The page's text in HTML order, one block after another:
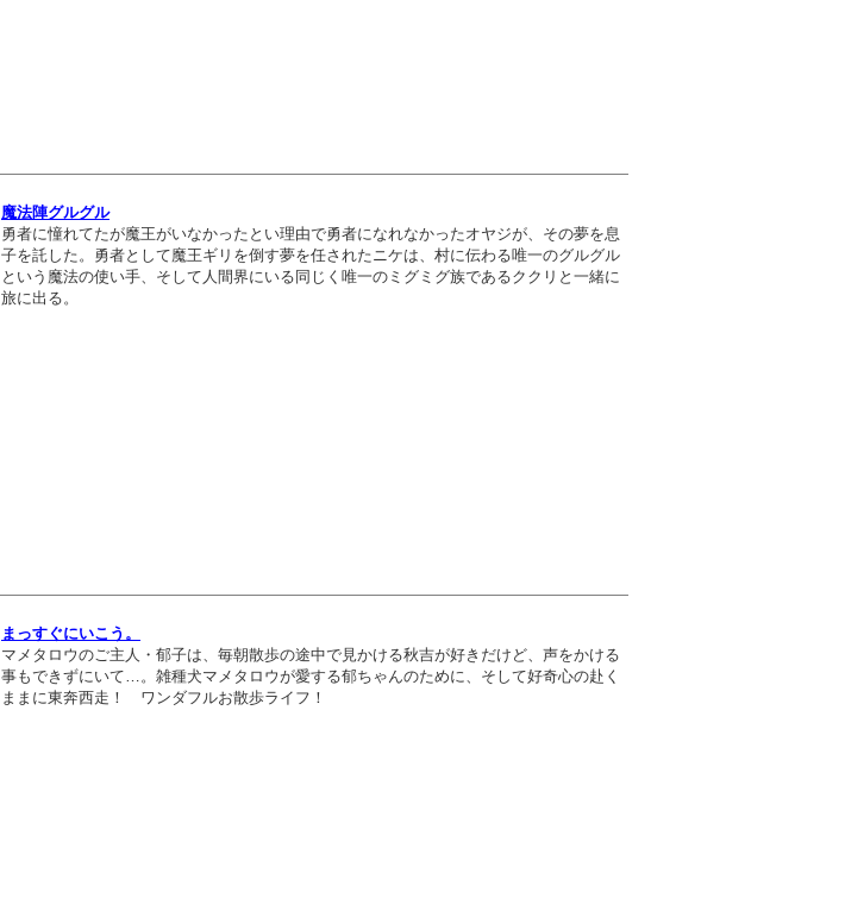
魔法陣グルグル
勇者に憧れてたが魔王がいなかったとい理由で勇者になれなかったオヤジが、その夢を息
子を託した。勇者として魔王ギリを倒す夢を任されたニケは、村に伝わる唯一のグルグル
という魔法の使い手、そして人間界にいる同じく唯一のミグミグ族であるククリと一緒に
旅に出る。
まっすぐにいこう。
マメタロウのご主人・郁子は、毎朝散歩の途中で見かける秋吉が好きだけど、声をかける
事もできずにいて…。雑種犬マメタロウが愛する郁ちゃんのために、そして好奇心の赴く
ままに東奔西走！ ワンダフルお散歩ライフ！